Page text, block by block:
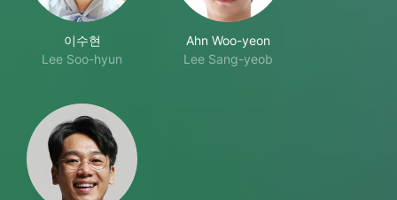
이수현
Lee Soo-hyun
Ahn Woo-yeon
Lee Sang-yeob